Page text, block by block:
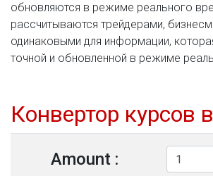
обновляются в режиме реального
рассчитываются трейдерами,
одинаковыми для информации,
точной и обновленной в режиме
Конвертор курсов
Amount :